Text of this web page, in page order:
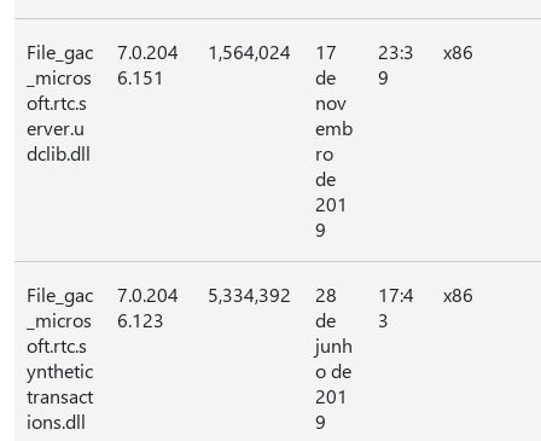
File_gac
_micros
oft.rtc.s
erver.u
dclib.dll
7.0.204
6.151
1,564,024
17
de
nov
emb
ro
de
201
9
23:3
9
x86
File_gac
_micros
oft.rtc.s
ynthetic
transact
ions.dll
7.0.204
6.123
5,334,392
28
de
junh
o de
201
9
17:4
3
x86